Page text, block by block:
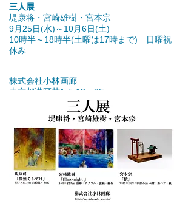
三人展
堤康将・宮崎雄樹・宮本宗
9月25日(水)～10月6日(土)
10時半～18時半(土曜は17時まで) 日曜祝
休み
株式会社小林画廊
東京都港区芝1-5-13 3F
http://www.kobayashi-g.co.jp/ja/